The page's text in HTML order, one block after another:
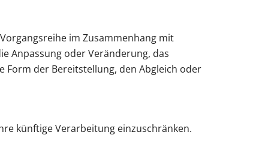
im Zusammenhang mit
Anpassung oder Veränderung, das
Form der Bereitstellung, den Abgleich oder
künftige Verarbeitung einzuschränken.